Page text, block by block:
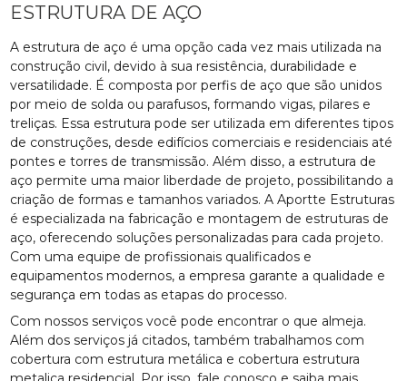
ESTRUTURA DE AÇO
A estrutura de aço é uma opção cada vez mais utilizada na
construção civil, devido à sua resistência, durabilidade e
versatilidade. É composta por perfis de aço que são unidos
por meio de solda ou parafusos, formando vigas, pilares e
treliças. Essa estrutura pode ser utilizada em diferentes tipos
de construções, desde edifícios comerciais e residenciais até
pontes e torres de transmissão. Além disso, a estrutura de
aço permite uma maior liberdade de projeto, possibilitando a
criação de formas e tamanhos variados. A Aportte Estruturas
é especializada na fabricação e montagem de estruturas de
aço, oferecendo soluções personalizadas para cada projeto.
Com uma equipe de profissionais qualificados e
equipamentos modernos, a empresa garante a qualidade e
segurança em todas as etapas do processo.
Com nossos serviços você pode encontrar o que almeja.
Além dos serviços já citados, também trabalhamos com
cobertura com estrutura metálica e cobertura estrutura